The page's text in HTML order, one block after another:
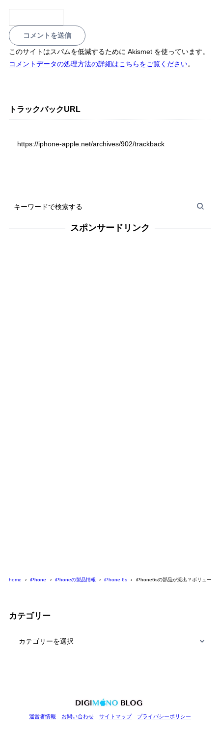
このサイトはスパムを低減するために Akismet を使っています。
コメントデータの処理方法の詳細はこちらをご覧ください。
トラックバックURL
https://iphone-apple.net/archives/902/trackback
スポンサードリンク
home iPhone iPhoneの製品情報 iPhone 6s iPhone6sの部品が流出？ボリューム
カテゴリー
運営者情報 お問い合わせ サイトマップ プライバシーポリシー